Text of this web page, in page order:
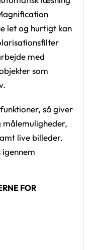
let og hurtigt kan
med
som
så giver
live billeder.
FOR